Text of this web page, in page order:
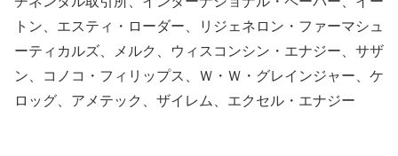
トン、エスティ・ローダー、リジェネロン・ファーマシュ
ーティカルズ、メルク、ウィスコンシン・エナジー、サザ
ン、コノコ・フィリップス、Ｗ・Ｗ・グレインジャー、ケ
ロッグ、アメテック、ザイレム、エクセル・エナジー